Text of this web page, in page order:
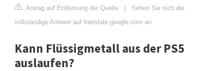
Antrag auf Entfernung der Quelle | Sehen Sie sich die
vollständige Antwort auf translate.google.com an
Kann Flüssigmetall aus der PS5
auslaufen?